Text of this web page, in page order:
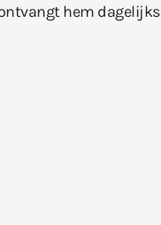
hem dagelijks